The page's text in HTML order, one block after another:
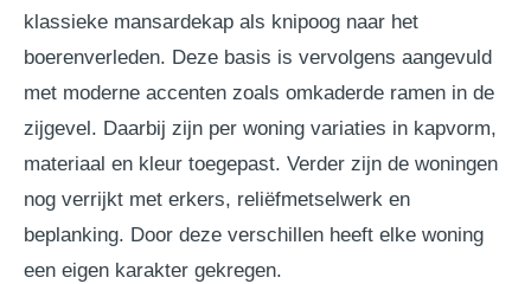
klassieke mansardekap als knipoog naar het
boerenverleden. Deze basis is vervolgens aangevuld
met moderne accenten zoals omkaderde ramen in de
zijgevel. Daarbij zijn per woning variaties in kapvorm,
materiaal en kleur toegepast. Verder zijn de woningen
nog verrijkt met erkers, reliëfmetselwerk en
beplanking. Door deze verschillen heeft elke woning
een eigen karakter gekregen.